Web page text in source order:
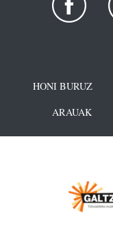
HONI BURUZ
ARAUAK